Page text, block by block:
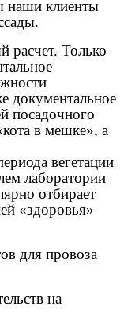
наши клиенты
расчет. Только
документальное
посадочного
в мешке», а
вегетации
лаборатории
отбирает
«здоровья»
для провоза
на